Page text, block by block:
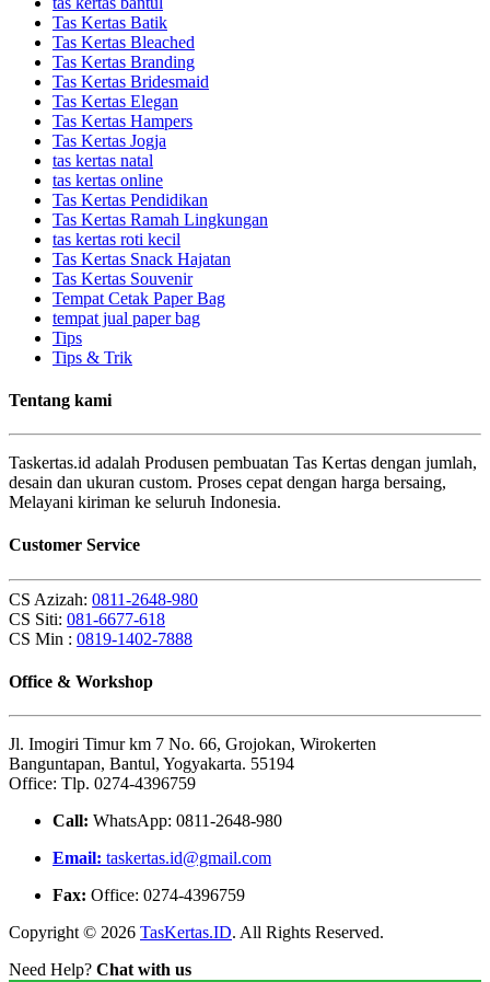
Tas Kertas Batik
Tas Kertas Bleached
Tas Kertas Branding
Tas Kertas Bridesmaid
Tas Kertas Elegan
Tas Kertas Hampers
Tas Kertas Jogja
tas kertas natal
tas kertas online
Tas Kertas Pendidikan
Tas Kertas Ramah Lingkungan
tas kertas roti kecil
Tas Kertas Snack Hajatan
Tas Kertas Souvenir
Tempat Cetak Paper Bag
tempat jual paper bag
Tips
Tips & Trik
Tentang kami
Taskertas.id adalah Produsen pembuatan Tas Kertas dengan jumlah,
desain dan ukuran custom. Proses cepat dengan harga bersaing,
Melayani kiriman ke seluruh Indonesia.
Customer Service
CS Azizah: 0811-2648-980
CS Siti: 081-6677-618
CS Min : 0819-1402-7888
Office & Workshop
Jl. Imogiri Timur km 7 No. 66, Grojokan, Wirokerten
Banguntapan, Bantul, Yogyakarta. 55194
Office: Tlp. 0274-4396759
Call: WhatsApp: 0811-2648-980
Email: taskertas.id@gmail.com
Fax: Office: 0274-4396759
Copyright © 2026 TasKertas.ID. All Rights Reserved.
Need Help? Chat with us